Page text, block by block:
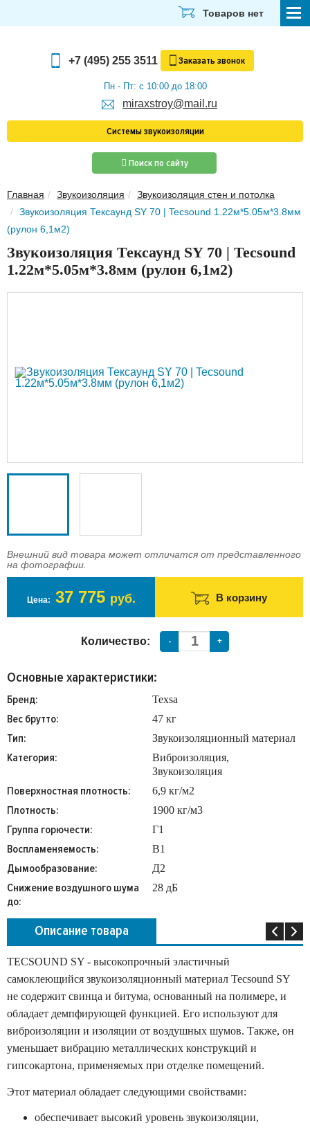
ЭЛЕКТРИКА И ОСВЕЩЕНИЕ
ЗВУКОИЗОЛЯЦИЯ
ТЕПЛОИЗОЛЯЦИЯ
Главная
Скачать прайс-лист
Войти в магазин
Товаров нет
+7 (495) 255 3511 Заказать звонок
Пн - Пт: с 10:00 до 18:00
miraxstroy@mail.ru
Системы звукоизоляции
Поиск по сайту
Главная Звукоизоляция
Звукоизоляция стен и потолка
Звукоизоляция Тексаунд SY 70 | Tecsound 1.22м*5.05м*3.8мм
(рулон 6,1м2)
Звукоизоляция Тексаунд SY 70 | Tecsound
1.22м*5.05м*3.8мм (рулон 6,1м2)
Внешний вид товара может отличатся от представленного
на фотографии.
Цена: 37 775 руб. В корзину
Количество: - +
Основные характеристики:
Бренд: Texsa
Вес брутто: 47 кг
Тип: Звукоизоляционный материал
Категория:
Виброизоляция,
Звукоизоляция
Поверхностная плотность: 6,9 кг/м2
Плотность: 1900 кг/м3
Группа горючести: Г1
Воспламеняемость: В1
Дымообразование: Д2
Снижение воздушного шума
до:
28 дБ
Описание товара
TECSOUND SY - высокопрочный эластичный
самоклеющийся звукоизоляционный материал Tecsound SY
не содержит свинца и битума, основанный на полимере, и
обладает демпфирующей функцией. Его используют для
виброизоляции и изоляции от воздушных шумов. Также, он
уменьшает вибрацию металлических конструкций и
гипсокартона, применяемых при отделке помещений.
Этот материал обладает следующими свойствами:
обеспечивает высокий уровень звукоизоляции,